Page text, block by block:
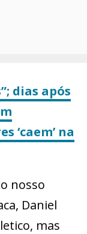
dias após
‘caem’ na
nosso
Daniel
mas